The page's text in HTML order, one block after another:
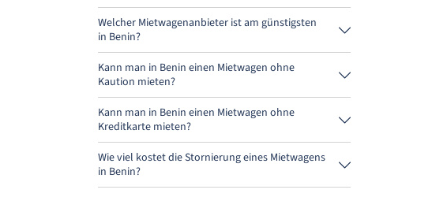
Ein Mietwagen in Benin kostet durchschnittlich
497.09 CHF pro Woche (71.01 CHF pro Tag).
Welcher Mietwagenanbieter ist am günstigsten
in Benin?
Avis ist in Benin am günstigsten. Eine Anmietung
kostet 284.05 CHF für 4 Tage.
Kann man in Benin einen Mietwagen ohne
Kaution mieten?
Nein, leider kann man derzeit in Benin keinen
Mietwagen ohne Kaution mieten.
Kann man in Benin einen Mietwagen ohne
Kreditkarte mieten?
Nein, leider kann man derzeit in Benin keinen
Mietwagen ohne Kreditkarte mieten.
Wie viel kostet die Stornierung eines Mietwagens
in Benin?
Bis 24 Stunden vor Anmietung kostet die